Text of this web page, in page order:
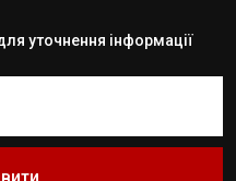
уточнення інформації